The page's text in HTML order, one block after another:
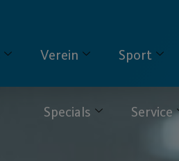
Verein Sport
Specials Service